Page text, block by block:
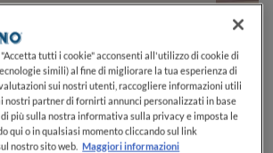
tutti i cookie" acconsenti all'utilizzo di cookie di
simili) al fine di migliorare la tua esperienza di
sui nostri utenti, raccogliere informazioni utili
nostri partner di fornirti annunci personalizzati in base
più sulla nostra informativa sulla privacy e imposta le
qui o in qualsiasi momento cliccando sul link
nostro sito web. Maggiori informazioni